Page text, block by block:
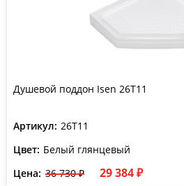
Душевой поддон Isen 26T11
Артикул: 26T11
Цвет: Белый глянцевый
Цена: 36 730 ₽ 29 384 ₽